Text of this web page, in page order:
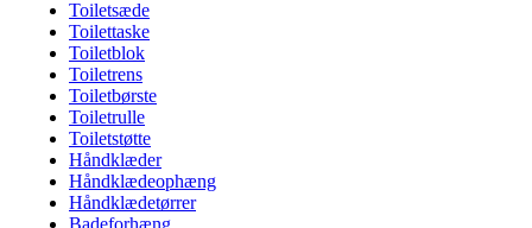
Toiletsæde
Toilettaske
Toiletblok
Toiletrens
Toiletbørste
Toiletrulle
Toiletstøtte
Håndklæder
Håndklædeophæng
Håndklædetørrer
Badeforhæng